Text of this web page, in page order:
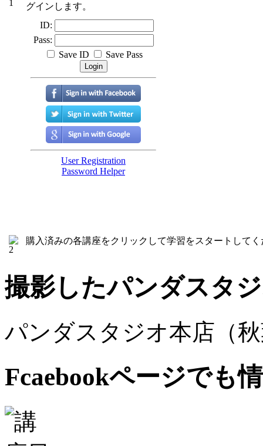
グインします。
購入済みの各講座をクリックして学習をスタートして
撮影したパンダスタ
パンダスタジオ本店（
Fcaebookページでも